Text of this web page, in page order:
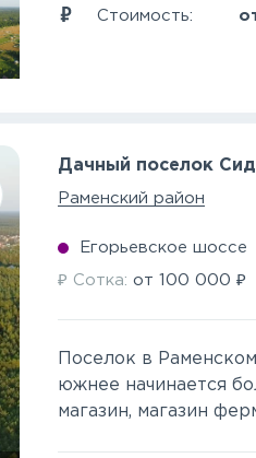
Стоимость:
Дачный поселок
Раменский район
Егорьевское шоссе
₽ Сотка:от100 000 ₽
Поселок в
южнее начинается
магазин, магазин